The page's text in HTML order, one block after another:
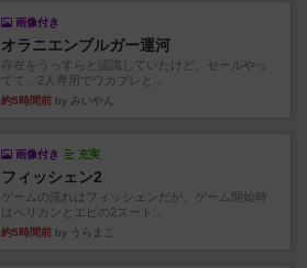
画像付き
オラニエンブルガー運河
存在をうっすらと認識していたけど、セールやっ
てて、2人専用でワカプレと...
約5時間前 by みいやん
画像付き 充実
フィッシェン2
ゲームの流れはフィッシェンだが、ゲーム開始時
はペリカンとエビの2スート...
約5時間前 by うらまこ